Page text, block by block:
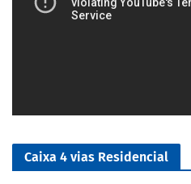
Caixa 4 vias Residencial